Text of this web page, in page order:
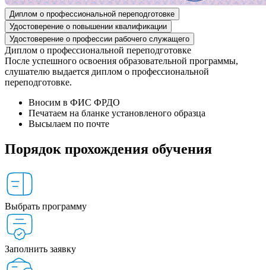
Диплом о профессиональной переподготовке
Удостоверение о повышении квалификации
Удостоверение о профессии рабочего служащего
Диплом о профессиональной переподготовке
После успешного освоения образовательной программы,
слушателю выдается диплом о профессиональной
переподготовке.
Вносим в ФИС ФРДО
Печатаем на бланке установленого образца
Высылаем по почте
Порядок прохождения обучения
Выбрать программу
Заполнить заявку